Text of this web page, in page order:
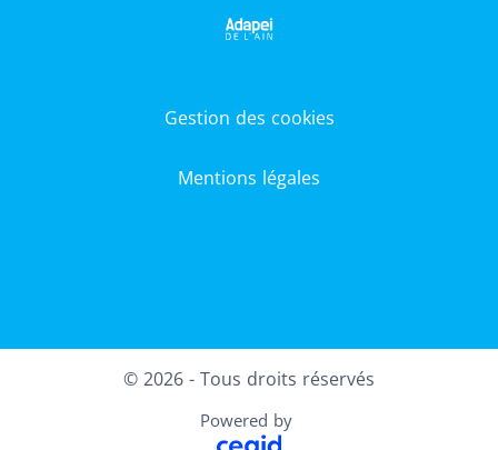
Gestion des cookies
Mentions légales
© 2026 - Tous droits réservés
Powered by